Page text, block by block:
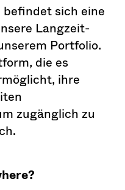
sich eine
Langzeit-
Portfolio.
die es
ihre
zugänglich zu